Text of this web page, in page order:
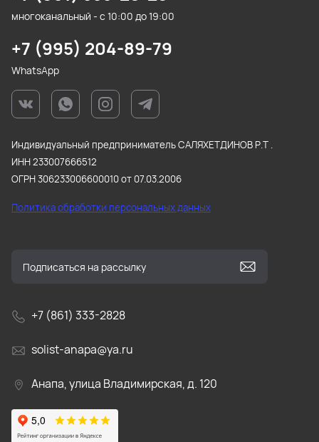
многоканальный - с 10:00 до 19:00
+7 (995) 204-89-79
WhatsApp
Индивидуальный предприниматель САЛЯХЕТДИНОВ Р.Т .
ИНН 233007666512
ОГРН 306233006600010 от 07.03.2006
Политика обработки персональных данных
+7 (861) 333-2828
solist-anapa@ya.ru
Анапа, улица Владимирская, д. 120